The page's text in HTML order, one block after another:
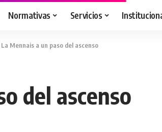
Normativas Servicios
La Mennais a un paso del ascenso
del ascenso